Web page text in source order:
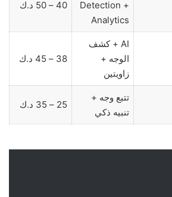
Detection +
Analytics
40 – 50 د.ك
AI + كشف
الوجه +
زاويتين
38 – 45 د.ك
تتبع وجه +
تنبيه ذكي
25 – 35 د.ك